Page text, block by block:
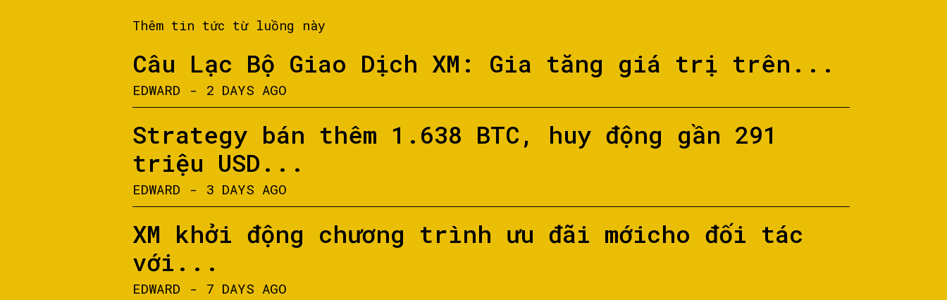
Thêm tin tức từ luồng này
Câu Lạc Bộ Giao Dịch XM: Gia tăng giá trị trên...
EDWARD - 2 DAYS AGO
Strategy bán thêm 1.638 BTC, huy động gần 291
triệu USD...
EDWARD - 3 DAYS AGO
XM khởi động chương trình ưu đãi mớicho đối tác
với...
EDWARD - 7 DAYS AGO